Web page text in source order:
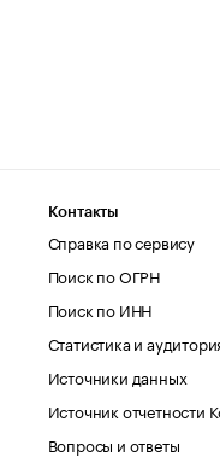
Контакты
Справка по сервису
Поиск по ОГРН
Поиск по ИНН
Статистика и
Источники данных
Источник отчетности
Вопросы и ответы